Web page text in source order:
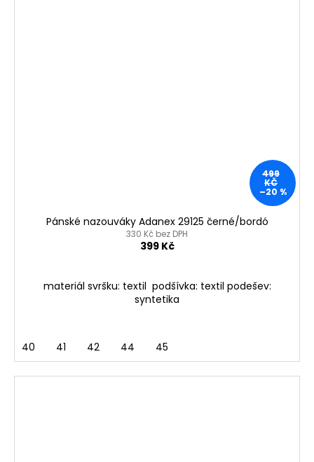
499
KČ
–20 %
Pánské nazouváky Adanex 29125 černé/bordó
330 Kč bez DPH
399 Kč
materiál svršku: textil podšívka: textil podešev:
syntetika
40 41 42 44 45